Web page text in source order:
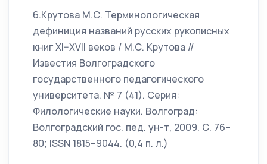
6.Крутова М.С. Терминологическая
дефиниция названий русских рукописных
книг XI–XVII веков / М.С. Крутова //
Известия Волгоградского
государственного педагогического
университета. № 7 (41). Серия:
Филологические науки. Волгоград:
Волгоградский гос. пед. ун-т, 2009. С. 76–
80; ISSN 1815–9044. (0,4 п. л.)